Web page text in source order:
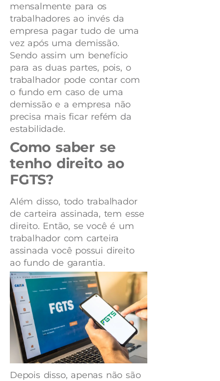
mensalmente para os
trabalhadores ao invés da
empresa pagar tudo de uma
vez após uma demissão.
Sendo assim um benefício
para as duas partes, pois, o
trabalhador pode contar com
o fundo em caso de uma
demissão e a empresa não
precisa mais ficar refém da
estabilidade.
Como saber se
tenho direito ao
FGTS?
Além disso, todo trabalhador
de carteira assinada, tem esse
direito. Então, se você é um
trabalhador com carteira
assinada você possui direito
ao fundo de garantia.
Depois disso, apenas não são